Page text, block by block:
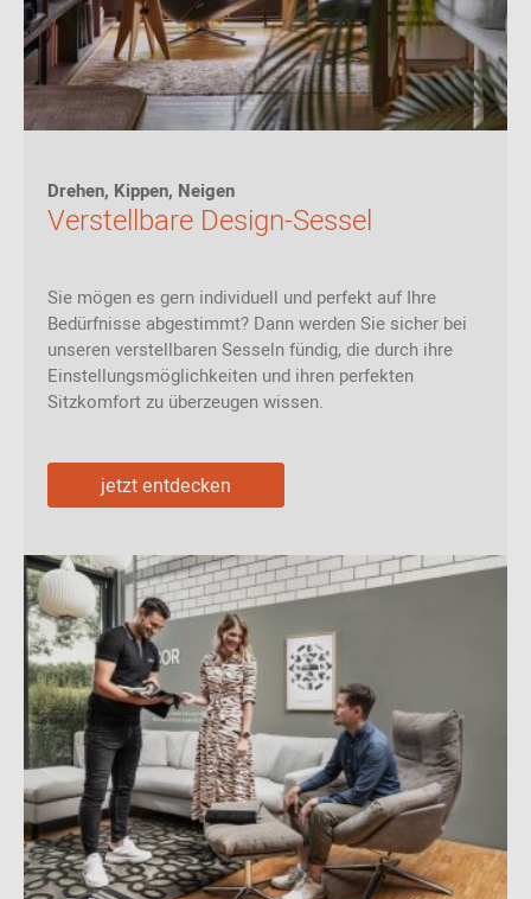
Drehen, Kippen, Neigen
Verstellbare Design-Sessel
Sie mögen es gern individuell und perfekt auf Ihre
Bedürfnisse abgestimmt? Dann werden Sie sicher bei
unseren verstellbaren Sesseln fündig, die durch ihre
Einstellungsmöglichkeiten und ihren perfekten
Sitzkomfort zu überzeugen wissen.
jetzt entdecken